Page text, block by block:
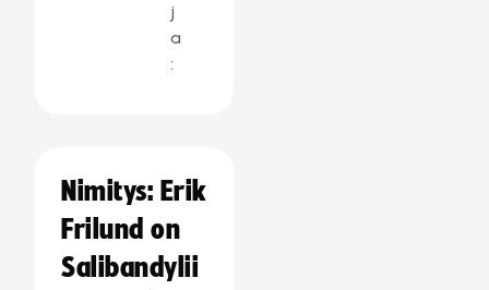
j
a
:
Nimitys: Erik
Frilund on
Salibandylii